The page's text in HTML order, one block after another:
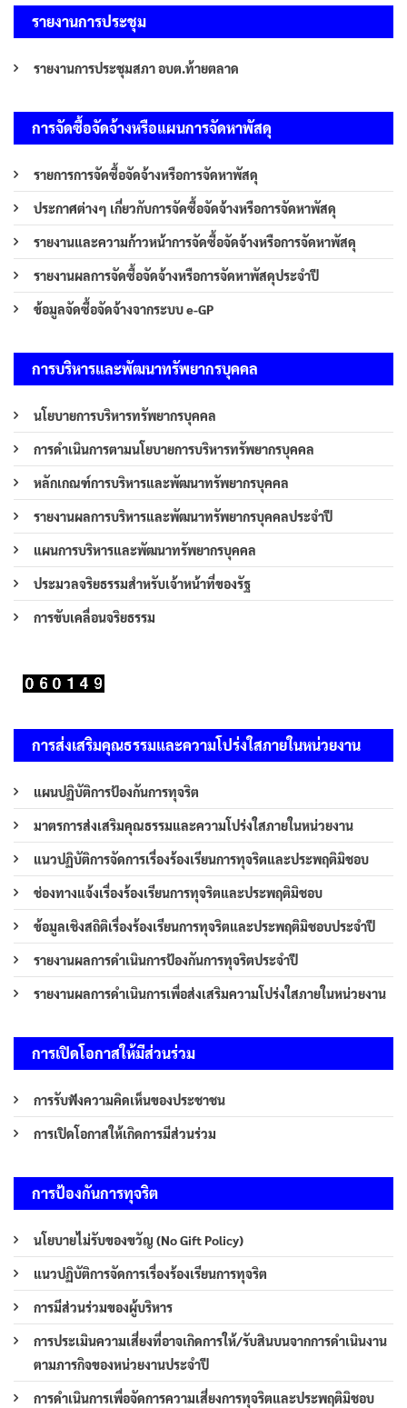
รายงานการประชุม
รายงานการประชุมสภา อบต.ท้ายตลาด
การจัดซื้อจัดจ้างหรือแผนการจัดหาพัสดุ
รายการการจัดซื้อจัดจ้างหรือการจัดหาพัสดุ
ประกาศต่างๆ เกี่ยวกับการจัดซื้อจัดจ้างหรือการจัดหาพัสดุ
รายงานและความก้าวหน้าการจัดซื้อจัดจ้างหรือการจัดหาพัสดุ
รายงานผลการจัดซื้อจัดจ้างหรือการจัดหาพัสดุประจำปี
ข้อมูลจัดซื้อจัดจ้างจากระบบ e-GP
การบริหารและพัฒนาทรัพยากรบุคคล
นโยบายการบริหารทรัพยากรบุคคล
การดำเนินการตามนโยบายการบริหารทรัพยากรบุคคล
หลักเกณฑ์การบริหารและพัฒนาทรัพยากรบุคคล
รายงานผลการบริหารและพัฒนาทรัพยากรบุคคลประจำปี
แผนการบริหารและพัฒนาทรัพยากรบุคคล
ประมวลจริยธรรมสำหรับเจ้าหน้าที่ของรัฐ
การขับเคลื่อนจริยธรรม
การส่งเสริมคุณธรรมและความโปร่งใสภายในหน่วยงาน
แผนปฏิบัติการป้องกันการทุจริต
มาตรการส่งเสริมคุณธรรมและความโปร่งใสภายในหน่วยงาน
แนวปฏิบัติการจัดการเรื่องร้องเรียนการทุจริตและประพฤติมิชอบ
ช่องทางแจ้งเรื่องร้องเรียนการทุจริตและประพฤติมิชอบ
ข้อมูลเชิงสถิติเรื่องร้องเรียนการทุจริตและประพฤติมิชอบประจำปี
รายงานผลการดำเนินการป้องกันการทุจริตประจำปี
รายงานผลการดำเนินการเพื่อส่งเสริมความโปร่งใสภายในหน่วยงาน
การเปิดโอกาสให้มีส่วนร่วม
การรับฟังความคิดเห็นของประชาชน
การเปิดโอกาสให้เกิดการมีส่วนร่วม
การป้องกันการทุจริต
นโยบายไม่รับของขวัญ (No Gift Policy)
แนวปฏิบัติการจัดการเรื่องร้องเรียนการทุจริต
การมีส่วนร่วมของผู้บริหาร
การประเมินความเสี่ยงที่อาจเกิดการให้/รับสินบนจากการดำเนินงาน
ตามภารกิจของหน่วยงานประจำปี
การดำเนินการเพื่อจัดการความเสี่ยงการทุจริตและประพฤติมิชอบ